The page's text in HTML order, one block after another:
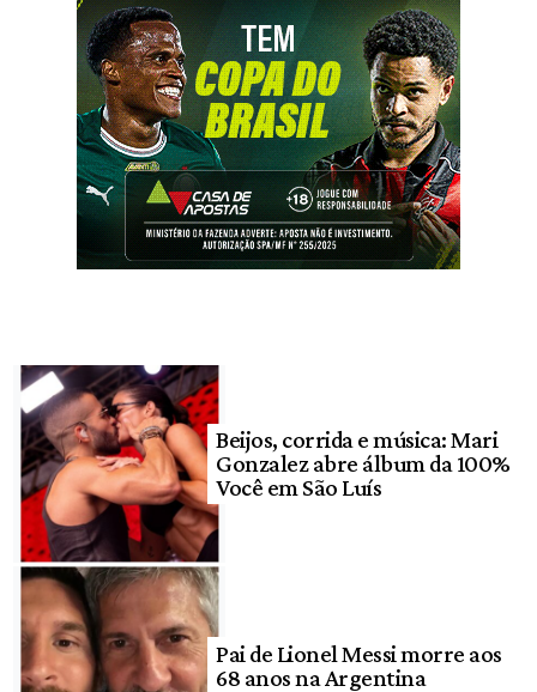
Beijos, corrida e música: Mari
Gonzalez abre álbum da 100%
Você em São Luís
Pai de Lionel Messi morre aos
68 anos na Argentina